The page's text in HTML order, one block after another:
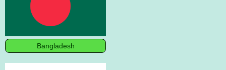
Bangladesh